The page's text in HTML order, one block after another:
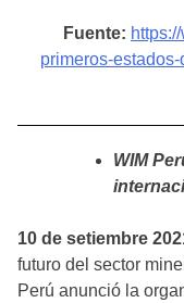
Fuente:
primeros-
WIM
10 de setiembre
futuro del sector
Perú anunció la